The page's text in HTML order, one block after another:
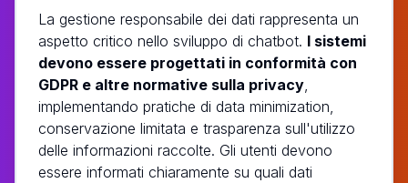
La gestione responsabile dei dati rappresenta un
aspetto critico nello sviluppo di chatbot. I sistemi
devono essere progettati in conformità con
GDPR e altre normative sulla privacy
implementando pratiche di data minimization,
conservazione limitata e trasparenza sull'utilizzo
delle informazioni raccolte. Gli utenti devono
essere informati chiaramente su quali dati